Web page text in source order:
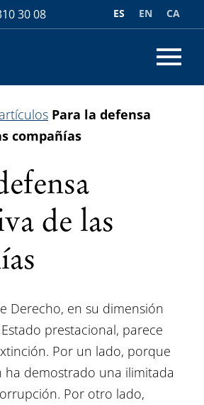
30 08 CA
EN
ES
Para la defensa
compañías
de las
Derecho, en su dimensión
prestacional, parece
Por un lado, porque
ha demostrado una ilimitada
Por otro lado,